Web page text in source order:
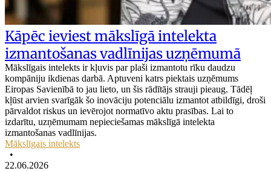
Kāpēc ieviest mākslīgā intelekta
izmantošanas vadlīnijas uzņēmumā
Mākslīgais intelekts ir kļuvis par plaši izmantotu rīku daudzu
kompāniju ikdienas darbā. Aptuveni katrs piektais uzņēmums
Eiropas Savienībā to jau lieto, un šis rādītājs strauji pieaug. Tādēļ
kļūst arvien svarīgāk šo inovāciju potenciālu izmantot atbildīgi, droši
pārvaldot riskus un ievērojot normatīvo aktu prasības. Lai to
izdarītu, uzņēmumam nepieciešamas mākslīgā intelekta
izmantošanas vadlīnijas.
Mākslīgais intelekts
•
22.06.2026